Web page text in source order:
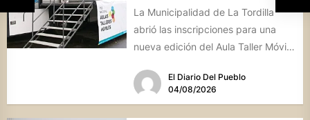
La Municipalidad de La Tordilla
abrió las inscripciones para una
nueva edición del Aula Taller Móvil
El Diario Del Pueblo
04/08/2026